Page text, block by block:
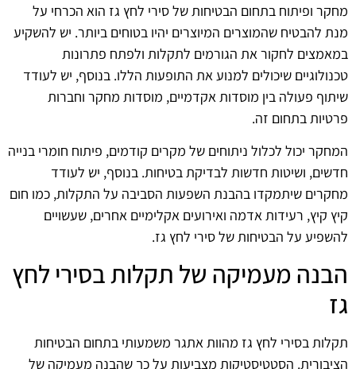
מחקר ופיתוח בתחום הבטיחות של סירי לחץ גז הוא הכרחי על
מנת להבטיח שהמוצרים המיוצרים יהיו בטוחים ביותר. יש להשקיע
במאמצים לחקור את הגורמים לתקלות ולפתח פתרונות
טכנולוגיים שיכולים למנוע את התופעות הללו. בנוסף, יש לעודד
שיתוף פעולה בין מוסדות אקדמיים, מוסדות מחקר וחברות
פרטיות בתחום זה.
המחקר יכול לכלול ניתוחים של מקרים קודמים, פיתוח חומרי בנייה
חדשים, ושיטות חדשות לבדיקת בטיחות. בנוסף, יש לעודד
מחקרים שיתמקדו בהבנת השפעות הסביבה על התקלות, כמו חום
קיץ קיץ, רעידות אדמה ואירועים אקלימיים אחרים, שעשויים
להשפיע על הבטיחות של סירי לחץ גז.
הבנה מעמיקה של תקלות בסירי לחץ
גז
תקלות בסירי לחץ גז מהוות אתגר משמעותי בתחום הבטיחות
הציבורית. הסטטיסטיקות מצביעות על כך שהבנה מעמיקה של